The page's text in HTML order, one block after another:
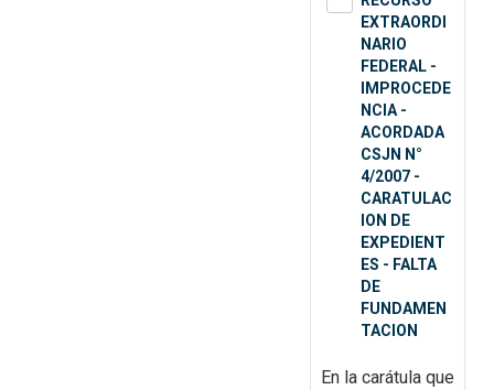
EXTRAORDI
NARIO
FEDERAL -
IMPROCEDE
NCIA -
ACORDADA
CSJN N°
4/2007 -
CARATULAC
ION DE
EXPEDIENT
ES - FALTA
DE
FUNDAMEN
TACION
En la carátula que